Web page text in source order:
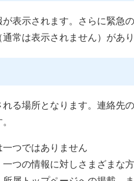
表示されます。さらに緊急
常は表示されません）があり
る場所となります。連絡先
つではありません
つの情報に対しさまざまな